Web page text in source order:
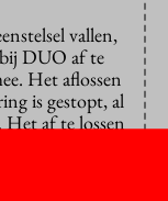
vallen,
DUO af te
Het aflossen
is gestopt, al
af te lossen
en wie te
aflosfase